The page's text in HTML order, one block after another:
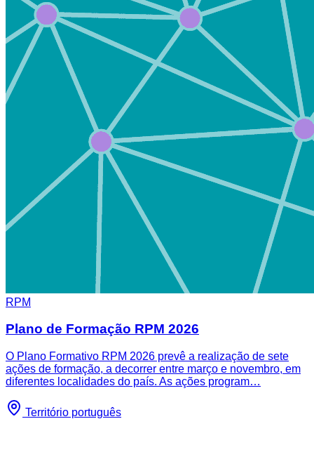
RPM
Plano de Formação RPM 2026
O Plano Formativo RPM 2026 prevê a realização de sete
ações de formação, a decorrer entre março e novembro, em
diferentes localidades do país. As ações program…
Território português